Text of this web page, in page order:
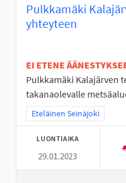
Pulkkamäki
yhteyteen
EI ETENE
Pulkkamäki Kalajärven
takanaolevalle
Rajaa tulokset teeman
Eteläinen Seinäjoki
LUONTIAIKA
29.01.2023